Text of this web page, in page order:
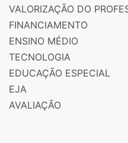
VALORIZAÇÃO DO
FINANCIAMENTO
ENSINO MÉDIO
TECNOLOGIA
EDUCAÇÃO ESPECIAL
EJA
AVALIAÇÃO